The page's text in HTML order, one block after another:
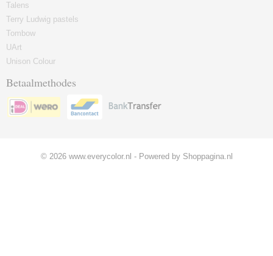
Talens
Terry Ludwig pastels
Tombow
UArt
Unison Colour
Betaalmethodes
© 2026 www.everycolor.nl - Powered by Shoppagina.nl